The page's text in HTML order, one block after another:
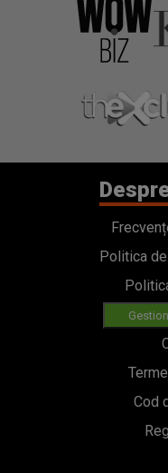
Politica
Cod